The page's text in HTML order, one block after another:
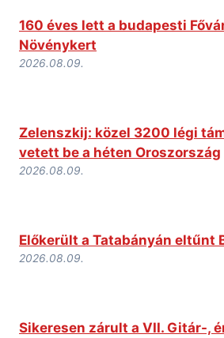
160 éves lett a budapesti
Növénykert
2026.08.09.
Zelenszkij: közel 3200 légi
vetett be a héten Oroszország
2026.08.09.
Előkerült a Tatabányán eltűnt
2026.08.09.
Sikeresen zárult a VII. Gitár-,